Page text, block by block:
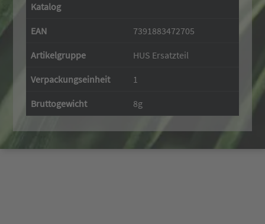
Katalog
EAN 7391883472705
Artikelgruppe HUS Ersatzteil
Verpackungseinheit 1
Bruttogewicht 8g